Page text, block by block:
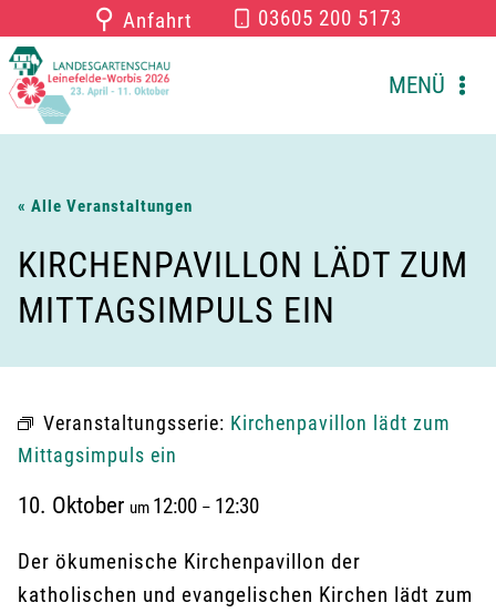
Inhalt
springen
⚲ Anfahrt 03605 200 5173
MENÜ
« Alle Veranstaltungen
KIRCHENPAVILLON LÄDT ZUM
MITTAGSIMPULS EIN
Veranstaltungsserie: Kirchenpavillon lädt zum
Mittagsimpuls ein
10. Oktober um 12:00 – 12:30
Der ökumenische Kirchenpavillon der
katholischen und evangelischen Kirchen lädt zum